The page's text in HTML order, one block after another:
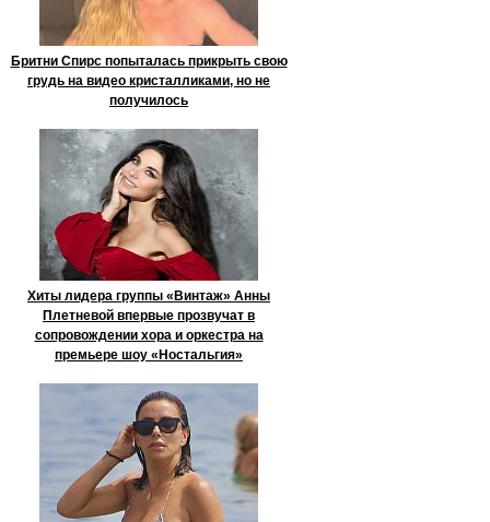
Бритни Спирс попыталась прикрыть свою
грудь на видео кристалликами, но не
получилось
Хиты лидера группы «Винтаж» Анны
Плетневой впервые прозвучат в
сопровождении хора и оркестра на
премьере шоу «Ностальгия»